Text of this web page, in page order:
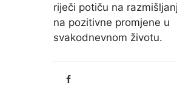
riječi potiču na
na pozitivne promjene u
svakodnevnom životu.